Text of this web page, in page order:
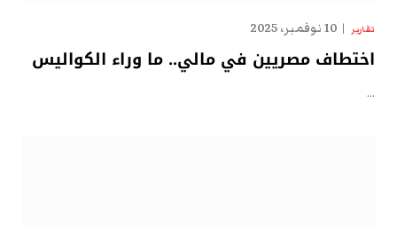
تقارير 10 نوفمبر، 2025
اختطاف مصريين في مالي.. ما وراء الكواليس
…